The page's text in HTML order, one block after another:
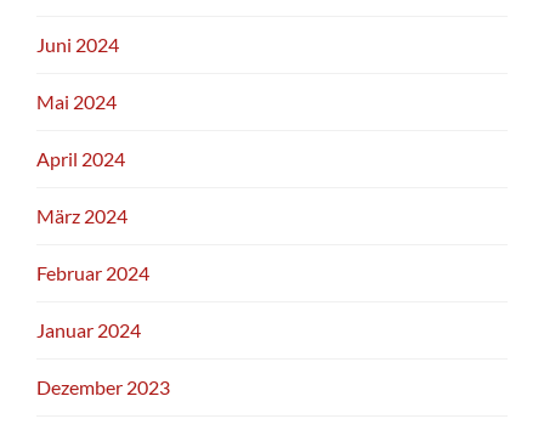
Juni 2024
Mai 2024
April 2024
März 2024
Februar 2024
Januar 2024
Dezember 2023